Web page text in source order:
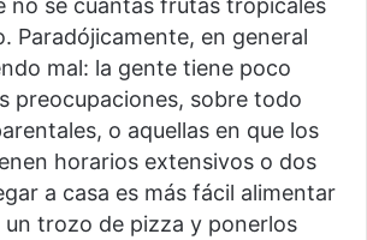
Paradójicamente, en general
mal: la gente tiene poco
preocupaciones, sobre todo
o aquellas en que los
horarios extensivos o dos
a casa es más fácil alimentar
un trozo de pizza y ponerlos